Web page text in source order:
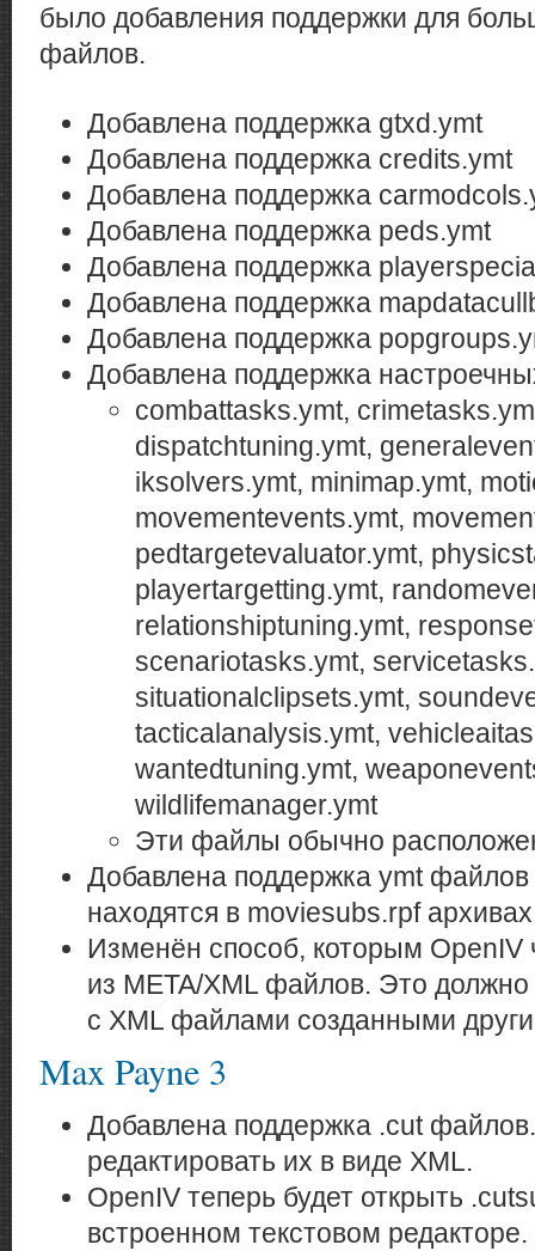
было добавления поддержки для
файлов.
Добавлена поддержка gtxd.ymt
Добавлена поддержка credits.ymt
Добавлена поддержка
Добавлена поддержка peds.ymt
Добавлена поддержка
Добавлена поддержка
Добавлена поддержка
Добавлена поддержка
combattasks.ymt,
dispatchtuning.ymt,
iksolvers.ymt, minimap.ymt,
movementevents.ymt,
pedtargetevaluator.ymt,
playertargetting.ymt,
relationshiptuning.ymt,
scenariotasks.ymt,
situationalclipsets.ymt,
tacticalanalysis.ymt,
wantedtuning.ymt,
wildlifemanager.ymt
Эти файлы обычно
Добавлена поддержка ymt
находятся в moviesubs.rpf
Изменён способ, которым OpenIV
из META/XML файлов. Это
с XML файлами созданными
Max Payne 3
Добавлена поддержка .cut
редактировать их в виде XML.
OpenIV теперь будет открыть
встроенном текстовом редакторе.